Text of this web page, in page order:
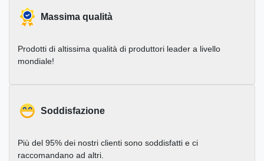
Massima qualità
Prodotti di altissima qualità di produttori leader a livello
mondiale!
Soddisfazione
Più del 95% dei nostri clienti sono soddisfatti e ci
raccomandano ad altri.